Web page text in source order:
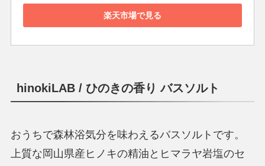
楽天市場で見る
hinokiLAB/ ひのきの香り バスソルト
おうちで森林浴気分を味わえるバスソルトです。
上質な岡山県産ヒノキの精油とヒマラヤ岩塩のセ